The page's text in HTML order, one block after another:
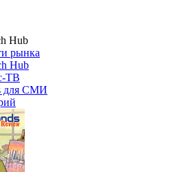
Hub
рынка
Hub
ТВ
для СМИ